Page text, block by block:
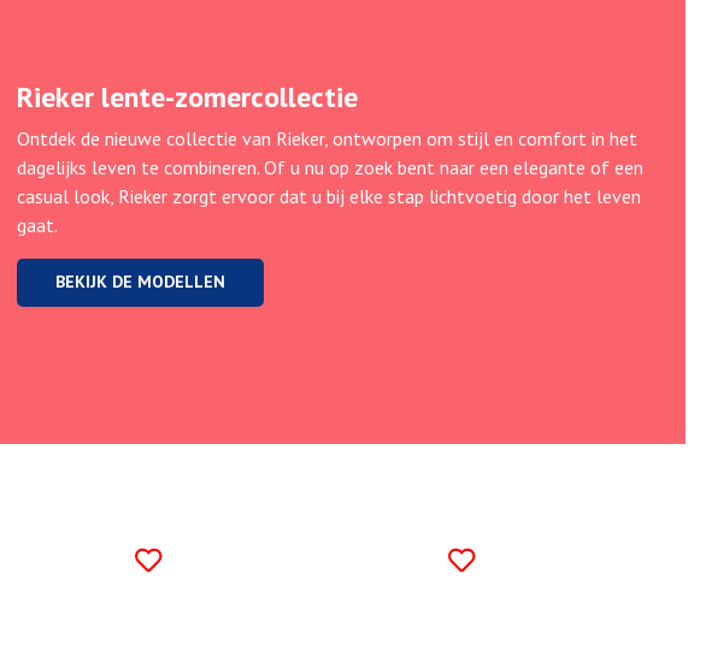
Rieker lente-zomercollectie
Ontdek de nieuwe collectie van Rieker, ontworpen om stijl en comfort in het
dagelijks leven te combineren. Of u nu op zoek bent naar een elegante of een
casual look, Rieker zorgt ervoor dat u bij elke stap lichtvoetig door het leven
gaat.
BEKIJK DE MODELLEN